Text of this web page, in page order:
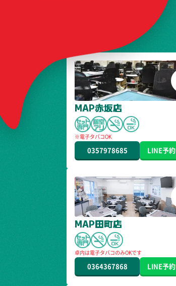
MAP赤坂店
※電子タバコOK
0357978685 LINE予約
MAP田町店
卓内は電子タバコのみOKです
0364367868 LINE予約